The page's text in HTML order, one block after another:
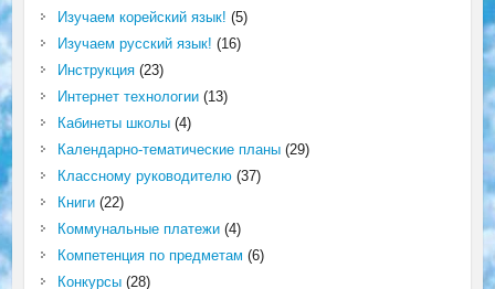
Изучаем корейский язык! (5)
Изучаем русский язык! (16)
Инструкция(23)
Интернет технологии(13)
Кабинеты школы(4)
Календарно-тематические планы(29)
Классному руководителю(37)
Книги(22)
Коммунальные платежи(4)
Компетенция по предметам (6)
Конкурсы(28)